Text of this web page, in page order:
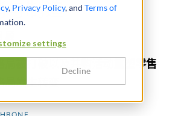
, Privacy Policy, and Terms of
settings
Decline
与制造
局被打破以及并购活动重塑零售
局发生转变